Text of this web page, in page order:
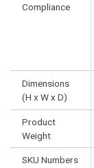
Compliance
Dimensions
(H x W x D)
Product
Weight
SKU Numbers